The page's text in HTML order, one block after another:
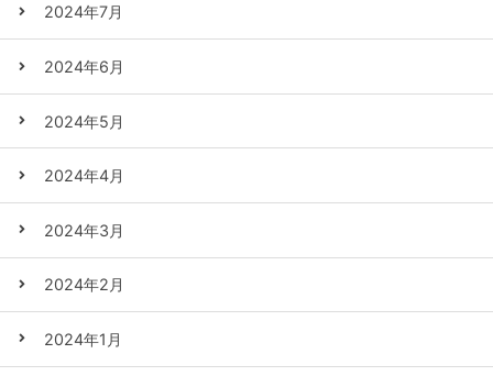
2024年7月
2024年6月
2024年5月
2024年4月
2024年3月
2024年2月
2024年1月